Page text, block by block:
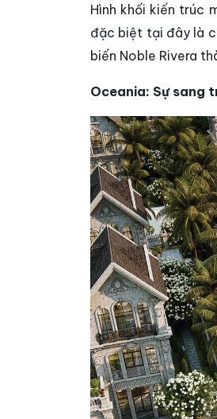
Hình khối kiến trúc
đặc biệt tại đây là
biến Noble Rivera
Oceania: Sự sang